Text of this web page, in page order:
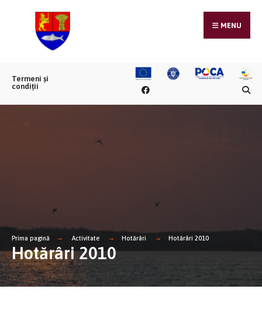
MENU
Termeni și
condiții
Prima pagină Activitate Hotărâri Hotărâri 2010
Hotărâri 2010